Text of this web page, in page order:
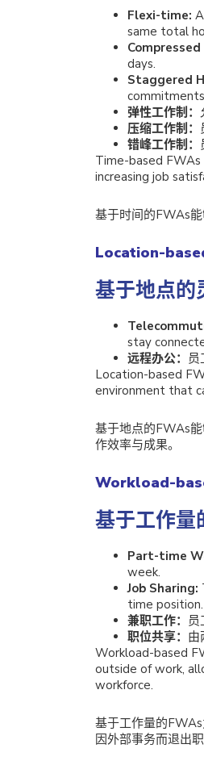
Flexi-time:
same total
days.
Staggered
弹性工作制：
压缩工作制：
错峰工作制：
Time-based
increasing job
基于时间的FWAs
Location-
基于地点的
stay
远程办公：
Location-based
environment that
基于地点的FWAs
作效率与成果。
Workload-
基于工作量
Part-time
week.
Job Sharing:
time position.
兼职工作：
职位共享： 由
Workload-based
outside of work,
workforce.
基于工作量的
因外部事务而退出